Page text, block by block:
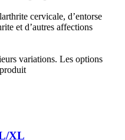
cervicale, d’entorse
et d’autres affections
variations. Les options
XL